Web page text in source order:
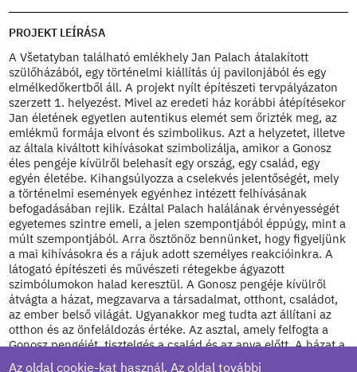
PROJEKT LEÍRÁSA
A Všetatyban található emlékhely Jan Palach átalakított
szülőházából, egy történelmi kiállítás új pavilonjából és egy
elmélkedőkertből áll. A projekt nyílt építészeti tervpályázaton
szerzett 1. helyezést. Mivel az eredeti ház korábbi átépítésekor
Jan életének egyetlen autentikus elemét sem őrizték meg, az
emlékmű formája elvont és szimbolikus. Azt a helyzetet, illetve
az általa kiváltott kihívásokat szimbolizálja, amikor a Gonosz
éles pengéje kívülről belehasít egy ország, egy család, egy
egyén életébe. Kihangsúlyozza a cselekvés jelentőségét, mely
a történelmi események egyénhez intézett felhívásának
befogadásában rejlik. Ezáltal Palach halálának érvényességét
egyetemes szintre emeli, a jelen szempontjából éppúgy, mint a
múlt szempontjából. Arra ösztönöz bennünket, hogy figyeljünk
a mai kihívásokra és a rájuk adott személyes reakcióinkra. A
látogató építészeti és művészeti rétegekbe ágyazott
szimbólumokon halad keresztül. A Gonosz pengéje kívülről
átvágta a házat, megzavarva a társadalmat, otthont, családot,
az ember belső világát. Ugyanakkor meg tudta azt állítani az
otthon és az önfeláldozás értéke. Az asztal, amely felfogta a
Gonosz pengéjét, tisztelgés a család és az anya előtt. A házat a
penge kiüríti. A vakablakok az egyéni és a társadalmi álláspont
Az oldal cookie-kat használ. Az oldal további